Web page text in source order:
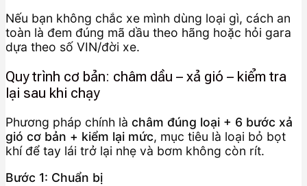
Nếu bạn không chắc xe mình dùng loại gì, cách an
toàn là đem đúng mã dầu theo hãng hoặc hỏi gara
dựa theo số VIN/đời xe.
Quy trình cơ bản: châm dầu – xả gió – kiểm tra
lại sau khi chạy
Phương pháp chính là châm đúng loại + 6 bước xả
gió cơ bản + kiểm lại mức, mục tiêu là loại bỏ bọt
khí để tay lái trở lại nhẹ và bơm không còn rít.
Bước 1: Chuẩn bị